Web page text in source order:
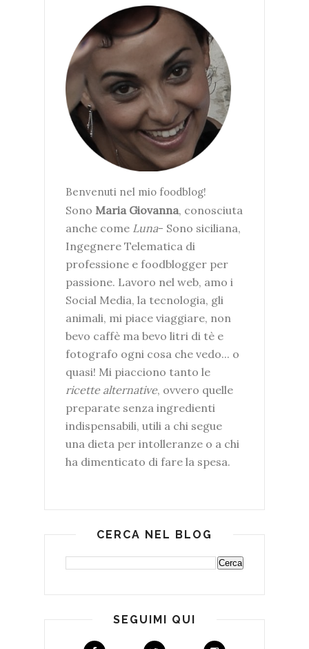
Benvenuti nel mio foodblog!
Sono Maria Giovanna, conosciuta
anche come Luna- Sono siciliana,
Ingegnere Telematica di
professione e foodblogger per
passione. Lavoro nel web, amo i
Social Media, la tecnologia, gli
animali, mi piace viaggiare, non
bevo caffè ma bevo litri di tè e
fotografo ogni cosa che vedo... o
quasi! Mi piacciono tanto le
ricette alternative, ovvero quelle
preparate senza ingredienti
indispensabili, utili a chi segue
una dieta per intolleranze o a chi
ha dimenticato di fare la spesa.
CERCA NEL BLOG
SEGUIMI QUI